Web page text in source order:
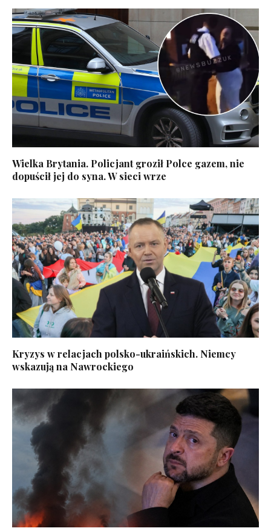
Wielka Brytania. Policjant groził Polce gazem, nie
dopuścił jej do syna. W sieci wrze
Kryzys w relacjach polsko-ukraińskich. Niemcy
wskazują na Nawrockiego